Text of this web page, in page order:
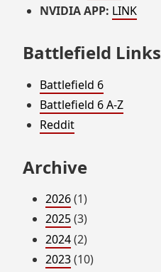
NVIDIA APP: LINK
Battlefield Links
Battlefield 6
Battlefield 6 A-Z
Reddit
Archive
2026(1)
2025(3)
2024(2)
2023(10)